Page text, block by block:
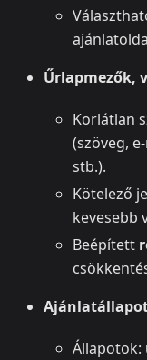
Űrlapmezők,
Korlátlan
(szöveg,
stb.).
Kötelező
kevesebb
Beépített
Állapotok: